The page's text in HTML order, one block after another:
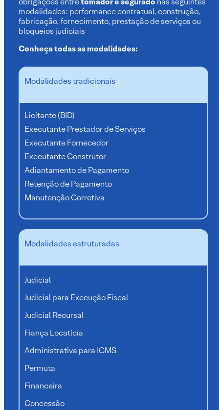
modalidades: performance contratual, construção,
fabricação, fornecimento, prestação de serviços ou
bloqueios judiciais
Conheça todas as modalidades:
Modalidades tradicionais
Licitante (BID)
Executante Prestador de Serviços
Executante Fornecedor
Executante Construtor
Adiantamento de Pagamento
Retenção de Pagamento
Manutenção Corretiva
Modalidades estruturadas
Judicial
Judicial para Execução Fiscal
Judicial Recursal
Fiança Locatícia
Administrativa para ICMS
Permuta
Financeira
Concessão